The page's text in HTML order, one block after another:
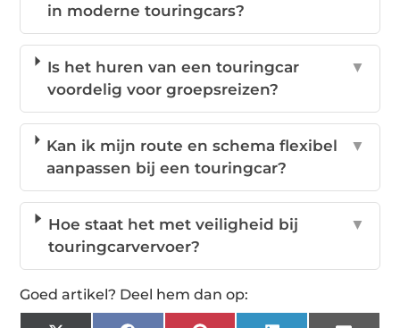
in moderne touringcars?
Is het huren van een touringcar
voordelig voor groepsreizen?
▼
Kan ik mijn route en schema flexibel
aanpassen bij een touringcar?
▼
Hoe staat het met veiligheid bij
touringcarvervoer?
▼
Goed artikel? Deel hem dan op: